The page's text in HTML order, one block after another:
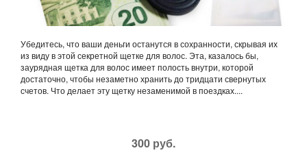
Убедитесь, что ваши деньги останутся в сохранности, скрывая их
из виду в этой секретной щетке для волос. Эта, казалось бы,
заурядная щетка для волос имеет полость внутри, которой
достаточно, чтобы незаметно хранить до тридцати свернутых
счетов. Что делает эту щетку незаменимой в поездках....
300 руб.